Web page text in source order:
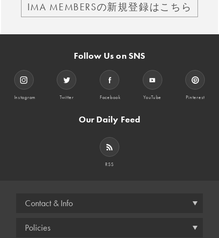
IMA MEMBERSの新規登録はこちら
Follow Us on SNS
Instagram Twitter Facebook YouTube Pinterest
Our Daily Feed
RSS
Contact & Info
Policies